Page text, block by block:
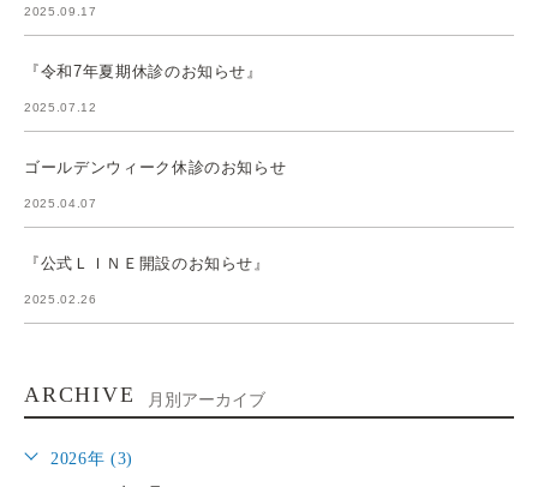
2025.09.17
『令和7年夏期休診のお知らせ』
2025.07.12
ゴールデンウィーク休診のお知らせ
2025.04.07
『公式ＬＩＮＥ開設のお知らせ』
2025.02.26
ARCHIVE 月別アーカイブ
2026年 (3)